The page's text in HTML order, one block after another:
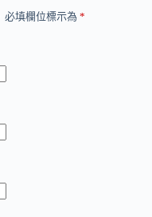
必填欄位標示為 *